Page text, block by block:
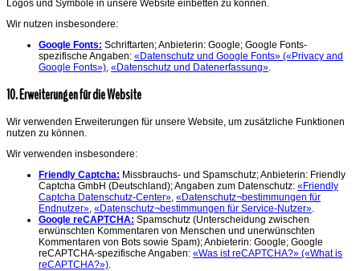
Logos und Symbole in unsere Website einbetten zu können.
Wir nutzen insbesondere:
Google Fonts: Schriftarten; Anbieterin: Google; Google Fonts-
spezifische Angaben: «Datenschutz und Google Fonts» («Privacy and
Google Fonts»), «Datenschutz und Datenerfassung».
10. Erweiterungen für die Website
Wir verwenden Erweiterungen für unsere Website, um zusätzliche Funktionen
nutzen zu können.
Wir verwenden insbesondere:
Friendly Captcha: Missbrauchs- und Spamschutz; Anbieterin: Friendly
Captcha GmbH (Deutschland); Angaben zum Datenschutz: «Friendly
Captcha Datenschutz-Center», «Datenschutz¬bestimmungen für
Endnutzer», «Datenschutz¬bestimmungen für Service-Nutzer».
Google reCAPTCHA: Spamschutz (Unterscheidung zwischen
erwünschten Kommentaren von Menschen und unerwünschten
Kommentaren von Bots sowie Spam); Anbieterin: Google; Google
reCAPTCHA-spezifische Angaben: «Was ist reCAPTCHA?» («What is
reCAPTCHA?»).